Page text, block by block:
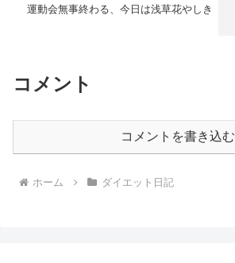
運動会無事終わる、今日は浅草花やしき
コメント
コメントを書き込む
ホーム ダイエット日記